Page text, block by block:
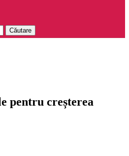
Căutare
pentru creșterea